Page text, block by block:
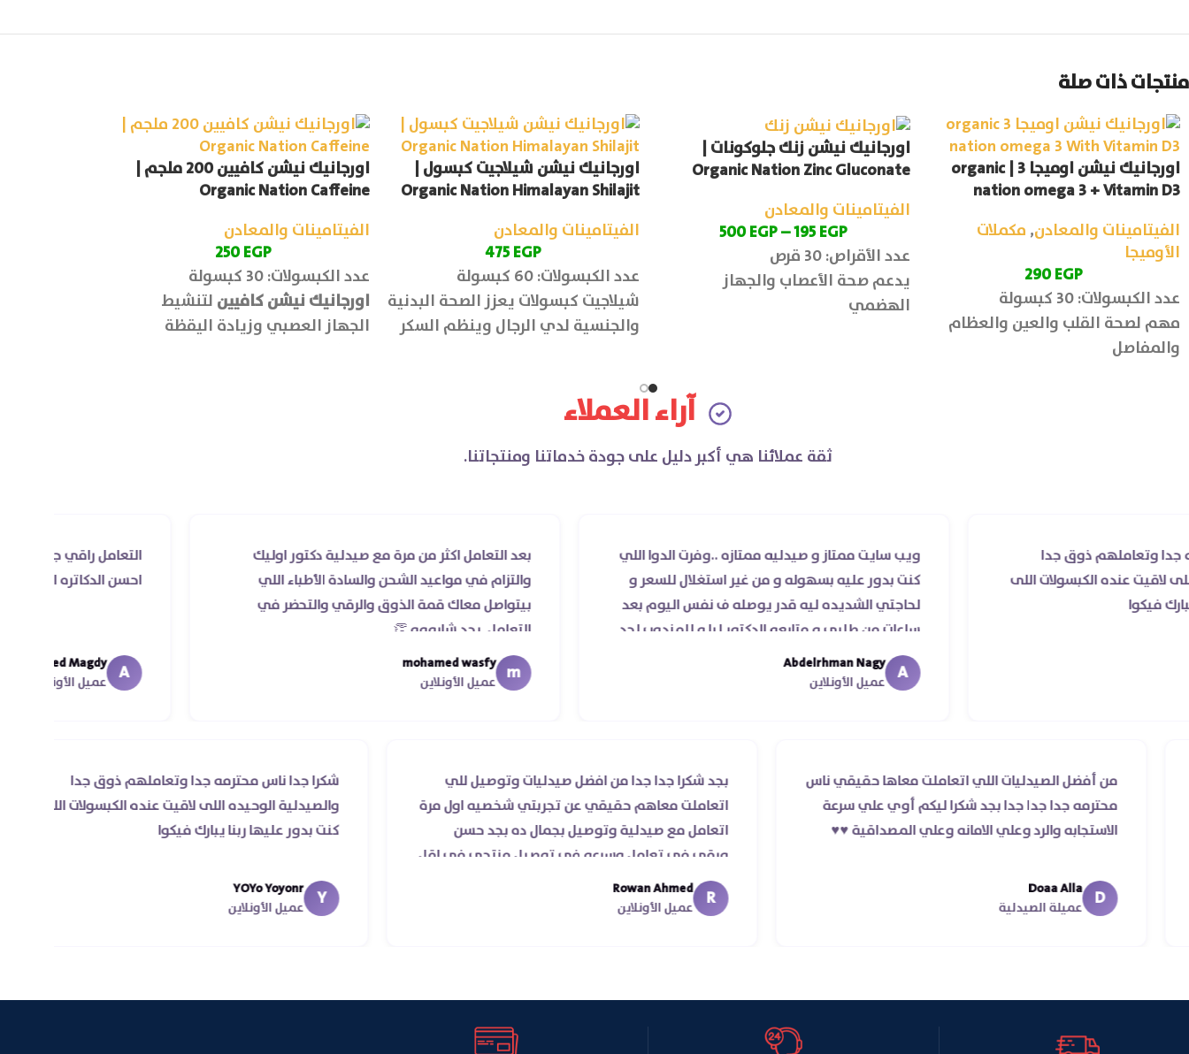
منتجات ذات صلة
اورجانيك نيشن اوميجا 3 | organic
nation omega 3 + Vitamin D3
الفيتامينات والمعادن, مكملات
الأوميجا
290EGP
عدد الكبسولات: 30 كبسولة
مهم لصحة القلب والعين والعظام
والمفاصل
اورجانيك نيشن زنك جلوكونات |
Organic Nation Zinc Gluconate
الفيتامينات والمعادن
195EGP
–
500EGP
عدد الأقراص: 30 قرص
يدعم صحة الأعصاب والجهاز
الهضمي
اورجانيك نيشن شيلاجيت كبسول |
Organic Nation Himalayan Shilajit
الفيتامينات والمعادن
475EGP
عدد الكبسولات: 60 كبسولة
شيلاجيت كبسولات يعزز الصحة البدنية
والجنسية لدي الرجال وينظم السكر
اورجانيك نيشن كافيين 200 ملجم |
Organic Nation Caffeine
الفيتامينات والمعادن
250EGP
عدد الكبسولات: 30 كبسولة
اورجانيك نيشن كافيين لتنشيط
الجهاز العصبي وزيادة اليقظة
آراء العملاء
ثقة عملائنا هي أكبر دليل على جودة خدماتنا ومنتجاتنا.
ذوق جدا
الكبسولات اللى
ويب سايت ممتاز و صيدليه ممتازه ..وفرت الدوا اللي
كنت بدور عليه بسهوله و من غير استغلال للسعر و
لحاجتي الشديده ليه قدر يوصله ف نفس اليوم بعد
ساعات من طلبي و متابعه الدكتور ليا و للمندوب لحد
ما استلمت بالرغم من انتهاء موعد عمله ..فضل يتابع
معايا لحد ما استلمت ..شكرا جزيلا ليكم
Abdelrhman Nagy
عميل الأونلاين
بعد التعامل اكثر من مرة مع صيدلية دكتور اوليك
والتزام في مواعيد الشحن والسادة الأطباء اللي
بيتواصل معاك قمة الذوق والرقي والتحضر في
التعامل. بجد شابووو 👏‏
mohamed wasfy
عميل الأونلاين
التعامل راقي جدا و الخدمه
احسن الدكاتره الي اتعاملت معاهم
Ahmed Magdy
عميل الأونلاين
من أفضل الصيدليات اللي اتعاملت معاها حقيقي ناس
محترمه جدا جدا جدا بجد شكرا ليكم أوي علي سرعة
الاستجابه والرد وعلي الامانه وعلي المصداقية ♥️♥️‏
D
عميلة الصيدلية
بجد شكرا جدا جدا من افضل صيدليات وتوصيل للي
اتعاملت معاهم حقيقي عن تجربتي شخصيه اول مرة
اتعامل مع صيدلية وتوصيل بجمال ده بجد حسن
ورقي في تعامل وسرعه في توصيل منتجي في اقل
من يومين من اسكندرية للقاهره ..
R
Rowan Ahmed
عميل الأونلاين
شكرا جدا ناس محترمه جدا وتعاملهم ذوق
والصيدلية الوحيده اللى لاقيت عنده
كنت بدور عليها ربنا يبارك فيكوا
Y
عميل الأونلاين